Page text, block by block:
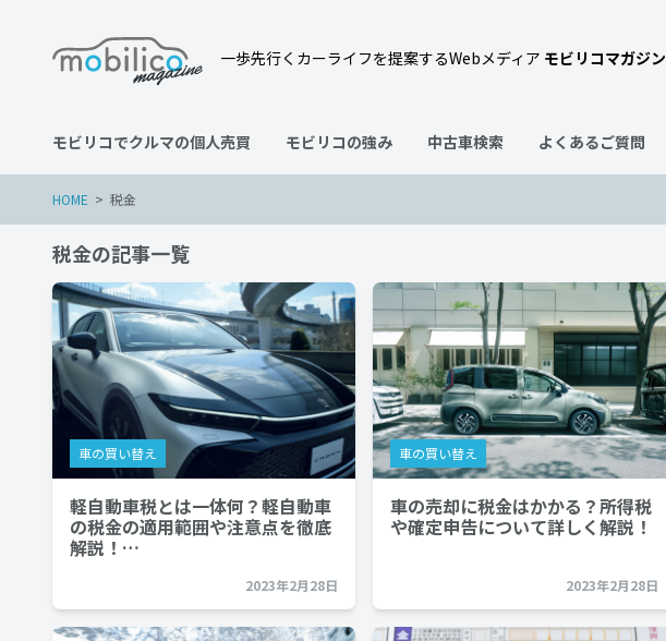
一歩先行くカーライフを提案するWebメディア モビリコマガジン
モビリコでクルマの個人売買 モビリコの強み 中古車検索 よくあるご質問
HOME 税金
税金の記事一覧
車の買い替え
軽自動車税とは一体何？軽自動車
の税金の適用範囲や注意点を徹底
解説！…
2023年2月28日
車の買い替え
車の売却に税金はかかる？所得税
や確定申告について詳しく解説！
2023年2月28日